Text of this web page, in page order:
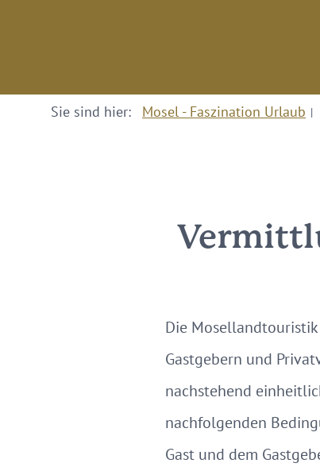
Sie sind hier: Mosel - Faszination Urlaub
Die
Gastgebern und
nachstehend
nachfolgenden
Gast und dem